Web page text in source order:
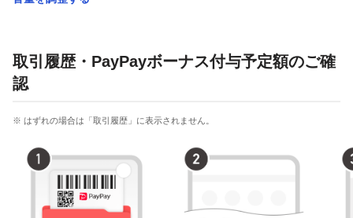
取引履歴・PayPayボーナス付与予定額のご確
認
※ はずれの場合は「取引履歴」に表示されません。